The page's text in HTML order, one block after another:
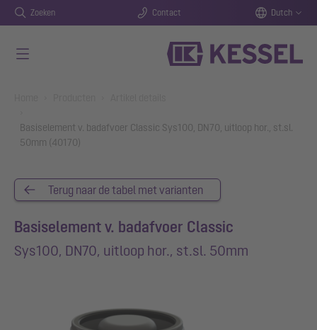
Zoeken Contact Dutch
Basiselement v. badafvoer Classic Sys100, DN70, uitloop hor., st.sl.
50mm (40170)
Terug naar de tabel met varianten
Basiselement v. badafvoer Classic
Sys100, DN70, uitloop hor., st.sl. 50mm